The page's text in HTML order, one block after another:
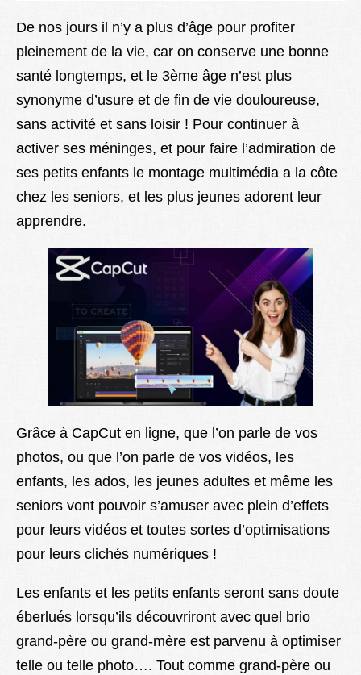
De nos jours il n’y a plus d’âge pour profiter
pleinement de la vie, car on conserve une bonne
santé longtemps, et le 3ème âge n’est plus
synonyme d’usure et de fin de vie douloureuse,
sans activité et sans loisir ! Pour continuer à
activer ses méninges, et pour faire l’admiration de
ses petits enfants le montage multimédia a la côte
chez les seniors, et les plus jeunes adorent leur
apprendre.
Grâce à CapCut en ligne, que l’on parle de vos
photos, ou que l’on parle de vos vidéos, les
enfants, les ados, les jeunes adultes et même les
seniors vont pouvoir s’amuser avec plein d’effets
pour leurs vidéos et toutes sortes d’optimisations
pour leurs clichés numériques !
Les enfants et les petits enfants seront sans doute
éberlués lorsqu’ils découvriront avec quel brio
grand-père ou grand-mère est parvenu à optimiser
telle ou telle photo…. Tout comme grand-père ou